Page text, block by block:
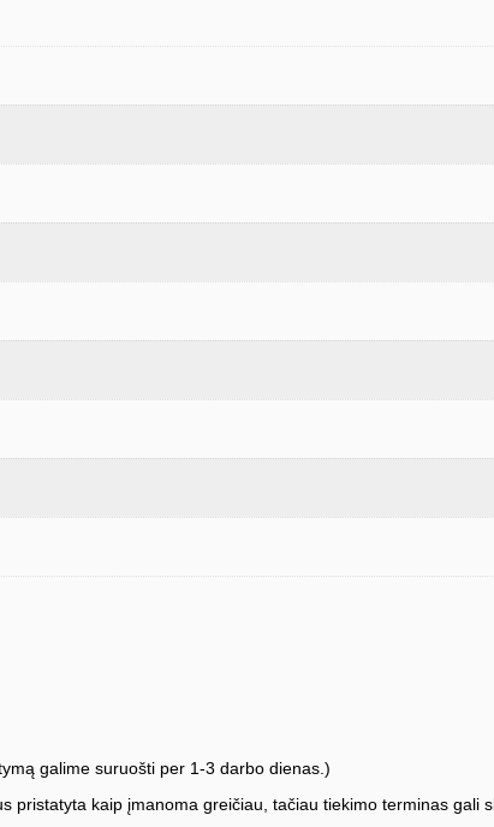
galime suruošti per 1-3 darbo dienas.)
kaip įmanoma greičiau, tačiau tiekimo terminas gali